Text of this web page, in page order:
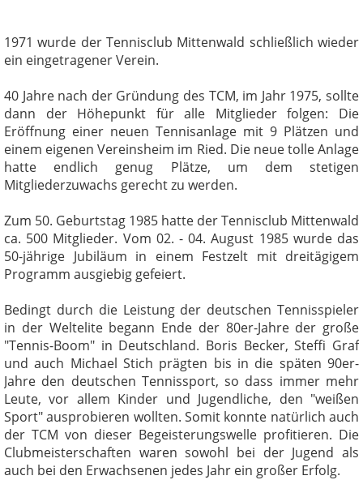
1971 wurde der Tennisclub Mittenwald schließlich wieder
ein eingetragener Verein.
40 Jahre nach der Gründung des TCM, im Jahr 1975, sollte
dann der Höhepunkt für alle Mitglieder folgen: Die
Eröffnung einer neuen Tennisanlage mit 9 Plätzen und
einem eigenen Vereinsheim im Ried. Die neue tolle Anlage
hatte endlich genug Plätze, um dem stetigen
Mitgliederzuwachs gerecht zu werden.
Zum 50. Geburtstag 1985 hatte der Tennisclub Mittenwald
ca. 500 Mitglieder. Vom 02. - 04. August 1985 wurde das
50-jährige Jubiläum in einem Festzelt mit dreitägigem
Programm ausgiebig gefeiert.
Bedingt durch die Leistung der deutschen Tennisspieler
in der Weltelite begann Ende der 80er-Jahre der große
"Tennis-Boom" in Deutschland. Boris Becker, Steffi Graf
und auch Michael Stich prägten bis in die späten 90er-
Jahre den deutschen Tennissport, so dass immer mehr
Leute, vor allem Kinder und Jugendliche, den "weißen
Sport" ausprobieren wollten. Somit konnte natürlich auch
der TCM von dieser Begeisterungswelle profitieren. Die
Clubmeisterschaften waren sowohl bei der Jugend als
auch bei den Erwachsenen jedes Jahr ein großer Erfolg.